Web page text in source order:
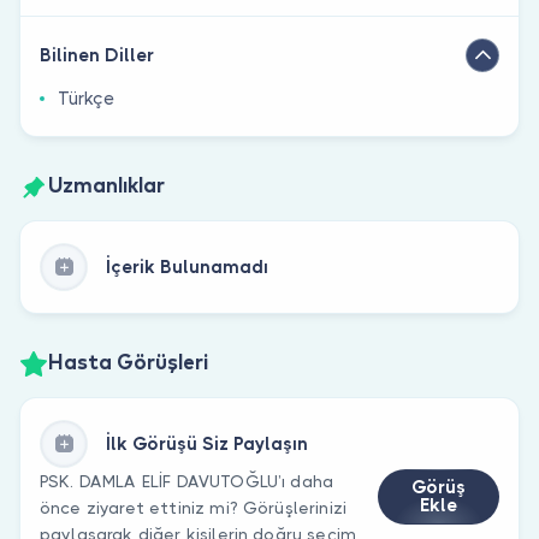
Bilinen Diller
Türkçe
Uzmanlıklar
İçerik Bulunamadı
Hasta Görüşleri
İlk Görüşü Siz Paylaşın
PSK. DAMLA ELİF DAVUTOĞLU’ı daha
önce ziyaret ettiniz mi? Görüşlerinizi
paylaşarak diğer kişilerin doğru seçim
Görüş
Ekle